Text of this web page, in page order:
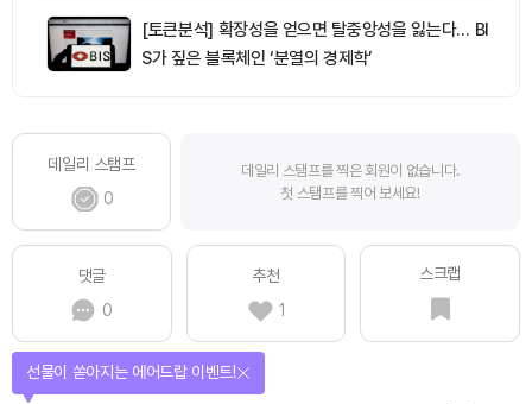
[토큰분석] 확장성을 얻으면 탈중앙성을 잃는다… BI
S가 짚은 블록체인 ‘분열의 경제학’
데일리 스탬프
0
데일리 스탬프를 찍은 회원이 없습니다.
첫 스탬프를 찍어 보세요!
댓글
0
추천
1
스크랩
선물이 쏟아지는 에어드랍 이벤트!